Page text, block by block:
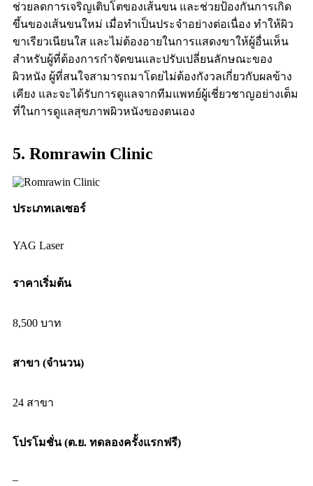
ช่วยลดการเจริญเติบโตของเส้นขน และช่วยป้องกันการเกิด
ขึ้นของเส้นขนใหม่ เมื่อทำเป็นประจำอย่างต่อเนื่อง ทำให้ผิว
ขาเรียวเนียนใส และไม่ต้องอายในการแสดงขาให้ผู้อื่นเห็น
สำหรับผู้ที่ต้องการกำจัดขนและปรับเปลี่ยนลักษณะของ
ผิวหนัง ผู้ที่สนใจสามารถมาโดยไม่ต้องกังวลเกี่ยวกับผลข้าง
เคียง และจะได้รับการดูแลจากทีมแพทย์ผู้เชี่ยวชาญอย่างเต็ม
ที่ในการดูแลสุขภาพผิวหนังของตนเอง
5. Romrawin Clinic
ประเภทเลเซอร์
YAG Laser
ราคาเริ่มต้น
8,500 บาท
สาขา (จำนวน)
24 สาขา
โปรโมชั่น (ต.ย. ทดลองครั้งแรกฟรี)
–